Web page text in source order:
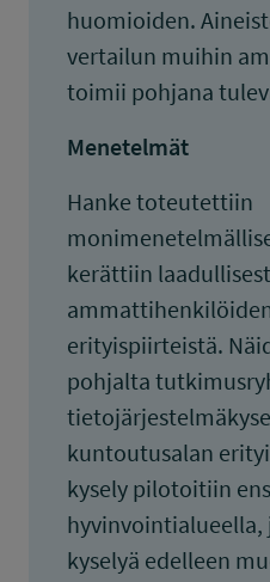
huomioiden.
vertailun muihin
toimii pohjana
Menetelmät
Hanke toteutettiin
kerättiin
erityispiirteistä.
pohjalta
kuntoutusalan
kysely pilotoitiin
hyvinvointialueella,
kyselyä edelleen